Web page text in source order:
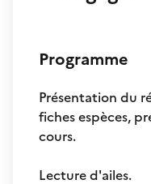
Programme
Présentation du
fiches espèces,
cours.
Lecture d'ailes.